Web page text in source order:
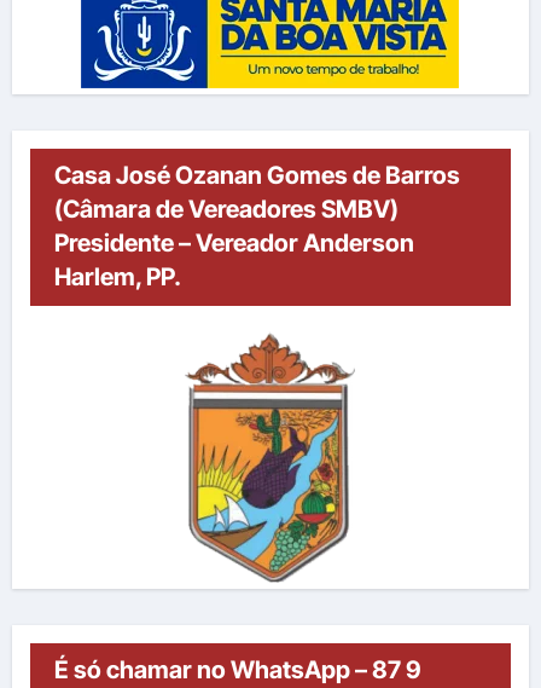
Casa José Ozanan Gomes de Barros
(Câmara de Vereadores SMBV)
Presidente – Vereador Anderson
Harlem, PP.
É só chamar no WhatsApp – 87 9